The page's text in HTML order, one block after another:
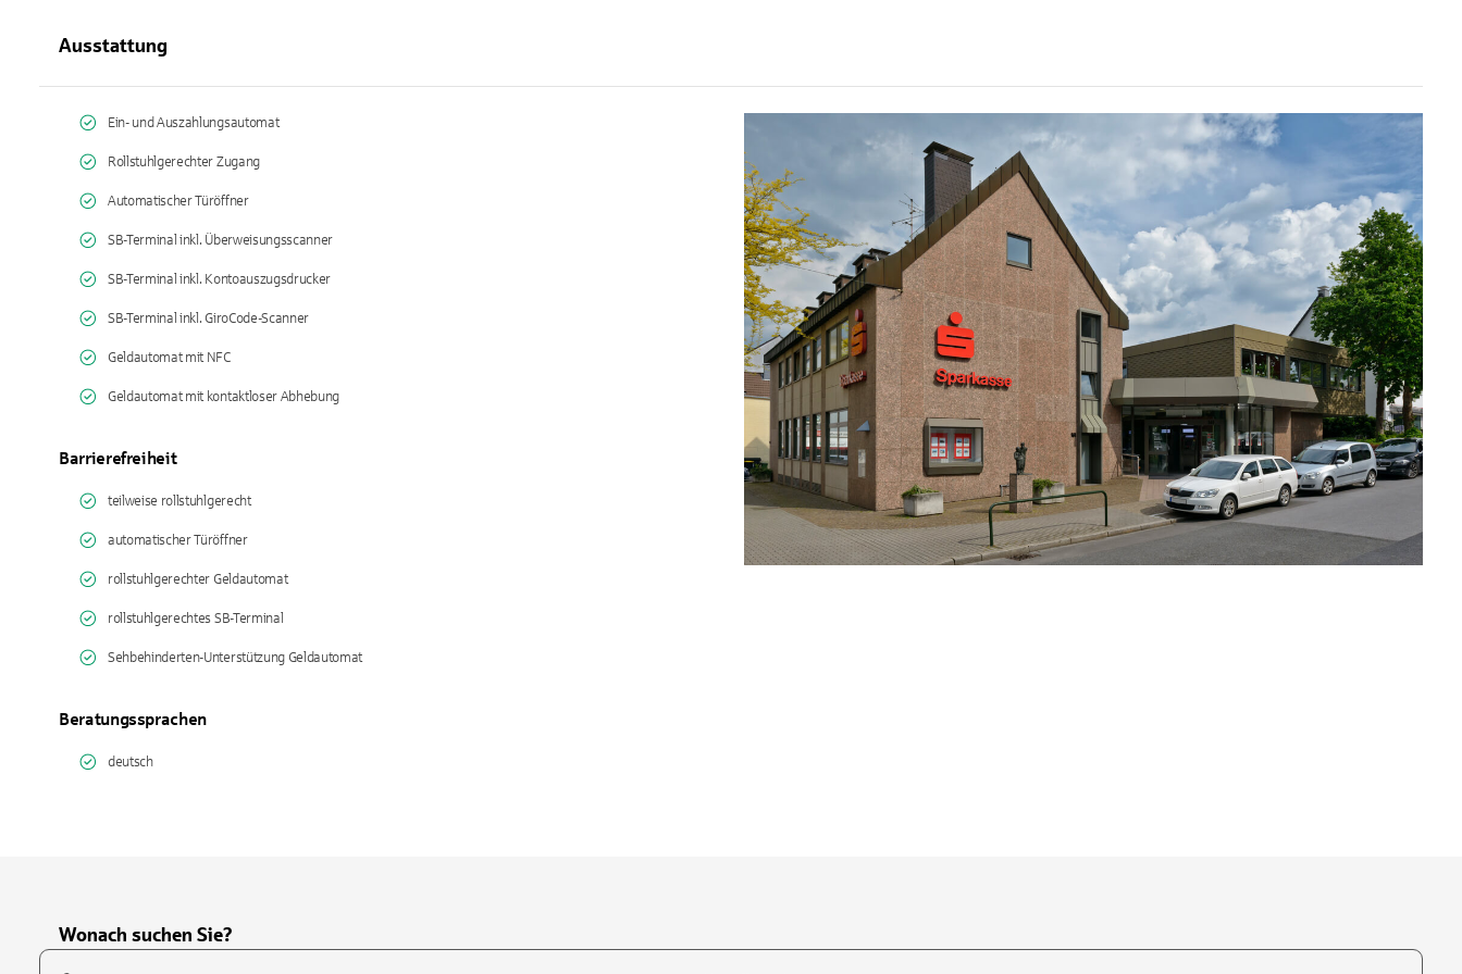
Ausstattung
Ein- und Auszahlungsautomat
Rollstuhlgerechter Zugang
Automatischer Türöffner
SB-Terminal inkl. Überweisungsscanner
SB-Terminal inkl. Kontoauszugsdrucker
SB-Terminal inkl. GiroCode-Scanner
Geldautomat mit NFC
Geldautomat mit kontaktloser Abhebung
Barrierefreiheit
teilweise rollstuhlgerecht
automatischer Türöffner
rollstuhlgerechter Geldautomat
rollstuhlgerechtes SB-Terminal
Sehbehinderten-Unterstützung Geldautomat
Beratungssprachen
deutsch
Wonach suchen Sie?
Suchfeld